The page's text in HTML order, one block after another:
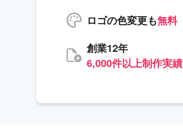
ロゴの色変更も無料
創業12年
6,000件以上制作実績